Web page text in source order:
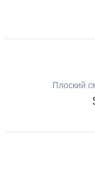
Плоский